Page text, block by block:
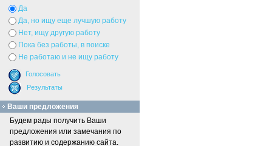
Да
Да, но ищу еще лучшую работу
Нет, ищу другую работу
Пока без работы, в поиске
Не работаю и не ищу работу
Ваши предложения
Будем рады получить Ваши
предложения или замечания по
развитию и содержанию сайта.